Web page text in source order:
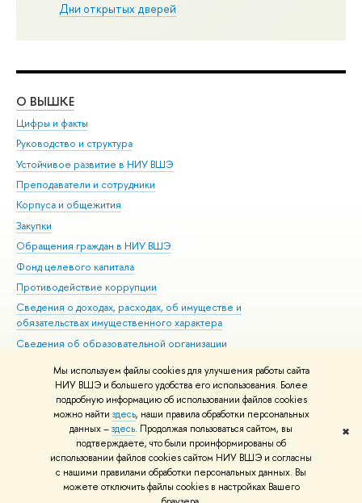
Мы используем файлы cookies для улучшения работы сайта
НИУ ВШЭ и большего удобства его использования. Более
подробную информацию об использовании файлов cookies
можно найти здесь, наши правила обработки персональных
данных –здесь. Продолжая пользоваться сайтом, вы
подтверждаете, что были проинформированы об
использовании файлов cookies сайтом НИУ ВШЭ и согласны
с нашими правилами обработки персональных данных. Вы
можете отключить файлы cookies в настройках Вашего
✖
Дни открытых дверей
О ВЫШКЕ
Цифры и факты
Руководство и структура
Устойчивое развитие в НИУ ВШЭ
Преподаватели и сотрудники
Корпуса и общежития
Закупки
Обращения граждан в НИУ ВШЭ
Фонд целевого капитала
Противодействие коррупции
Сведения о доходах, расходах, об имуществе и
обязательствах имущественного характера
Сведения об образовательной организации
Людям с ограниченными возможностями здоровья
Единая платежная страница
Работа в Вышке
© НИУ ВШЭ 1993–2026 Адреса и контакты Условия использования
материалов Политика конфиденциальности Карта сайта
Шрифты HSE Sans и HSE Slab разработаны вШколе дизайна НИУ ВШЭ